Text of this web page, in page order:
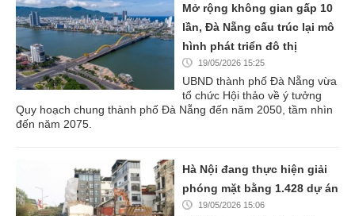
Mở rộng không gian gấp 10
lần, Đà Nẵng cấu trúc lại mô
hình phát triển đô thị
19/05/2026 15:25
UBND thành phố Đà Nẵng vừa
tổ chức Hội thảo về ý tưởng
Quy hoạch chung thành phố Đà Nẵng đến năm 2050, tầm nhìn
đến năm 2075.
Hà Nội đang thực hiện giải
phóng mặt bằng 1.428 dự án
19/05/2026 15:06